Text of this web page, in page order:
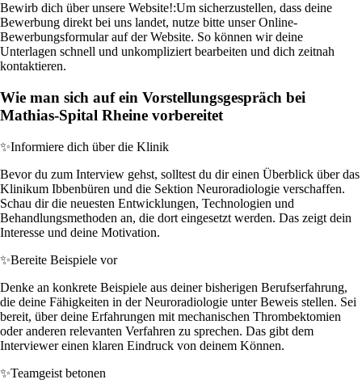
Bewirb dich über unsere Website!:Um sicherzustellen, dass deine
Bewerbung direkt bei uns landet, nutze bitte unser Online-
Bewerbungsformular auf der Website. So können wir deine
Unterlagen schnell und unkompliziert bearbeiten und dich zeitnah
kontaktieren.
Wie man sich auf ein Vorstellungsgespräch bei
Mathias-Spital Rheine vorbereitet
✨Informiere dich über die Klinik
Bevor du zum Interview gehst, solltest du dir einen Überblick über das
Klinikum Ibbenbüren und die Sektion Neuroradiologie verschaffen.
Schau dir die neuesten Entwicklungen, Technologien und
Behandlungsmethoden an, die dort eingesetzt werden. Das zeigt dein
Interesse und deine Motivation.
✨Bereite Beispiele vor
Denke an konkrete Beispiele aus deiner bisherigen Berufserfahrung,
die deine Fähigkeiten in der Neuroradiologie unter Beweis stellen. Sei
bereit, über deine Erfahrungen mit mechanischen Thrombektomien
oder anderen relevanten Verfahren zu sprechen. Das gibt dem
Interviewer einen klaren Eindruck von deinem Können.
✨Teamgeist betonen